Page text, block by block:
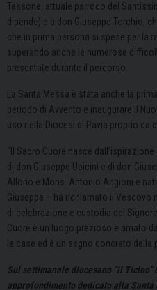
Tassone, attuale parroco del
dipende) e a don Giuseppe Torchio,
che in prima persona si spese per la
superando anche le numerose
presentate durante il percorso.
La Santa Messa è stata anche la
periodo di Avvento e inaugurare il
uso nella Diocesi di Pavia proprio da
“Il Sacro Cuore nasce
di don Giuseppe Ubicini e di don
Allorio e Mons. Antonio Angioni e
Giuseppe – ha richiamato il Vescovo
di celebrazione e custodia del
Cuore è un luogo prezioso e amato
le case ed è un segno concreto
Sul settimanale diocesano “il
approfondimento dedicato alla Santa